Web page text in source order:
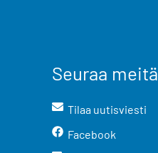
Seuraa meitä
Tilaa uutisviesti
Facebook